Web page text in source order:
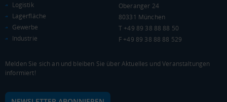
0 € 20.000 € 40.000 €
Landkreis / Kreisfreie Stadt
Bundesland
Deutschland
WIRTSCHAFTSKRAFT(STAND: 2018)
Logistik
Lagerfläche
Gewerbe
Industrie
Oberanger 24
80331 München
T +49 89 38 88 88 50
F +49 89 38 88 88 529
Melden Sie sich an und bleiben Sie über Aktuelles und Veranstaltungen
informiert!